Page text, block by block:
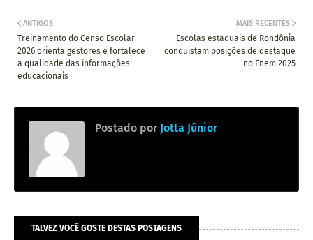
MAIS RECENTES
Escolas estaduais de Rondônia
conquistam posições de destaque
no Enem 2025
ANTIGOS
Treinamento do Censo Escolar
2026 orienta gestores e fortalece
a qualidade das informações
educacionais
Postado por Jotta Júnior
TALVEZ VOCÊ GOSTE DESTAS POSTAGENS